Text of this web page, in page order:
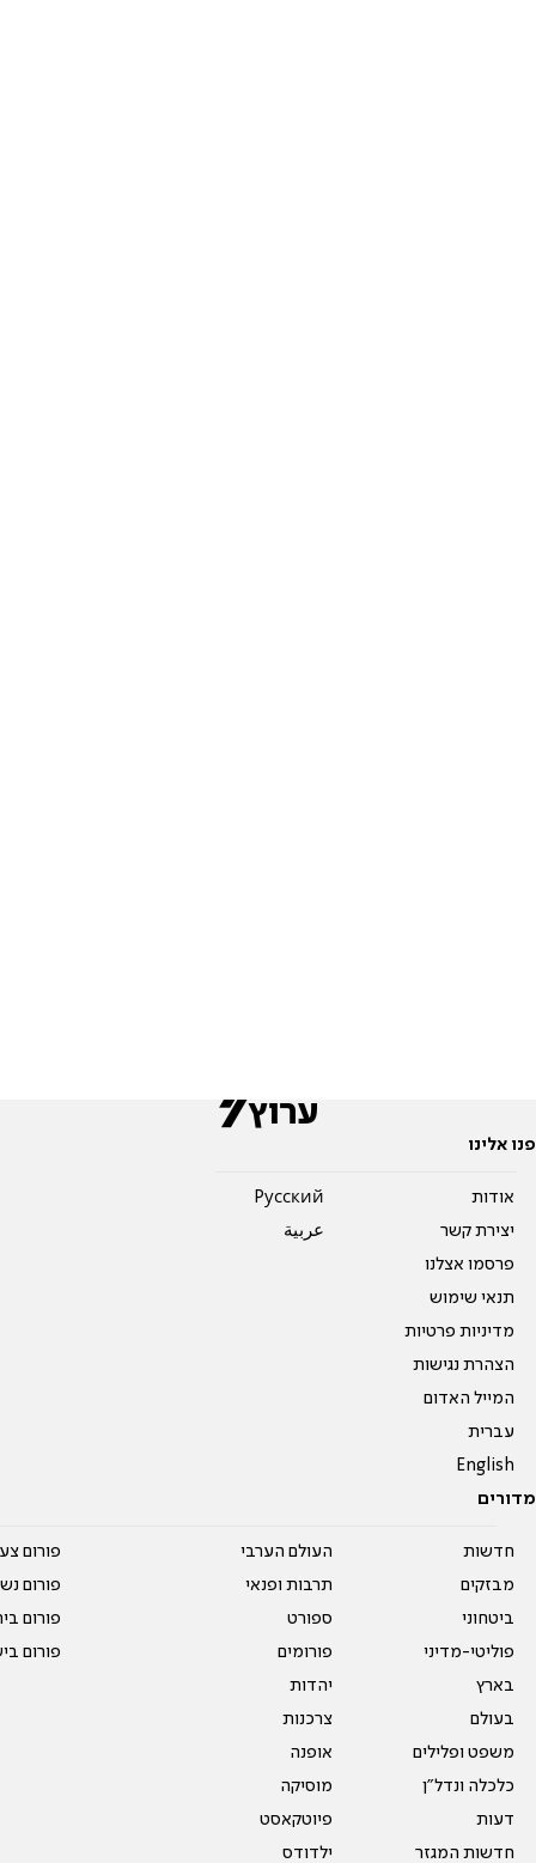
פנו אלינו
אודות
יצירת קשר
פרסמו אצלנו
תנאי שימוש
מדיניות פרטיות
הצהרת נגישות
המייל האדום
עברית
English
Pусский
عربية
מדורים
חדשות
מבזקים
ביטחוני
פוליטי-מדיני
בארץ
בעולם
משפט ופלילים
כלכלה ונדל"ן
דעות
חדשות המגזר
העולם הערבי
תרבות ופנאי
ספורט
פורומים
יהדות
צרכנות
אופנה
מוסיקה
פיוטקאסט
ילדודס
פורום
פורום
פורום
פורום